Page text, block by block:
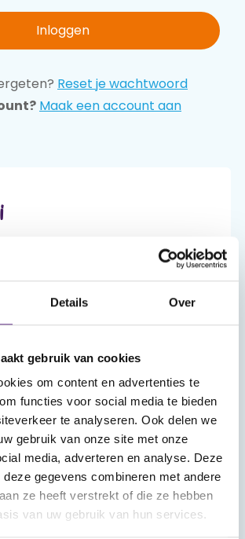
Details Over
gebruik van cookies
om content en advertenties te
functies voor social media te bieden
te analyseren. Ook delen we
gebruik van onze site met onze
media, adverteren en analyse. Deze
deze gegevens combineren met andere
ze heeft verstrekt of die ze hebben
van uw gebruik van hun services.
Inloggen
Reset je wachtwoord
Maak een account aan
je persoonlijke én beveiligde
sophi.online. Alleen jij hebt er,
Mijn Sophi?
kan je de artikelen, kijk- en
nieuwsitems terugvinden die je
als favoriet hebt aangemerkt.
voor een webinar? Ook
terug, met het linkje om het